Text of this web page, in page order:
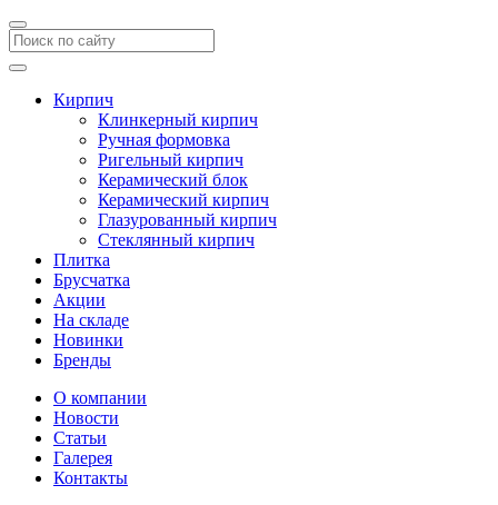
Кирпич
Клинкерный кирпич
Ручная формовка
Ригельный кирпич
Керамический блок
Керамический кирпич
Глазурованный кирпич
Стеклянный кирпич
Плитка
Брусчатка
Акции
На складе
Новинки
Бренды
О компании
Новости
Статьи
Галерея
Контакты